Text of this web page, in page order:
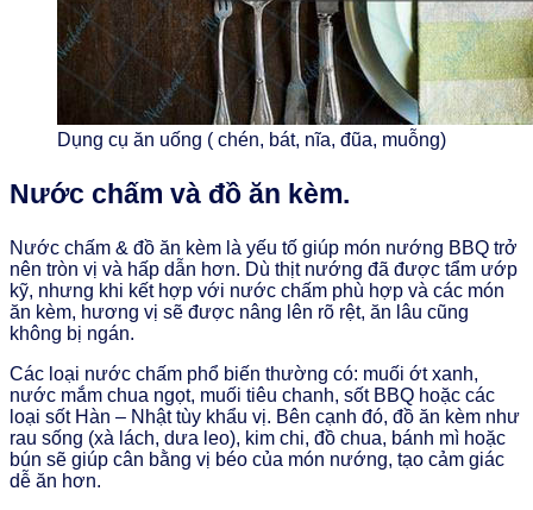
Dụng cụ ăn uống ( chén, bát, nĩa, đũa, muỗng)
Nước chấm và đồ ăn kèm.
Nước chấm & đồ ăn kèm là yếu tố giúp món nướng BBQ trở
nên tròn vị và hấp dẫn hơn. Dù thịt nướng đã được tẩm ướp
kỹ, nhưng khi kết hợp với nước chấm phù hợp và các món
ăn kèm, hương vị sẽ được nâng lên rõ rệt, ăn lâu cũng
không bị ngán.
Các loại nước chấm phổ biến thường có: muối ớt xanh,
nước mắm chua ngọt, muối tiêu chanh, sốt BBQ hoặc các
loại sốt Hàn – Nhật tùy khẩu vị. Bên cạnh đó, đồ ăn kèm như
rau sống (xà lách, dưa leo), kim chi, đồ chua, bánh mì hoặc
bún sẽ giúp cân bằng vị béo của món nướng, tạo cảm giác
dễ ăn hơn.